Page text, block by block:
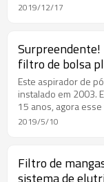
2019/12/17
Surpreendente!
filtro de bolsa
anos em uma
Este aspirador de
instalado em 2003.
15 anos, agora
trabalhando ...
2019/5/10
Filtro de
sistema de